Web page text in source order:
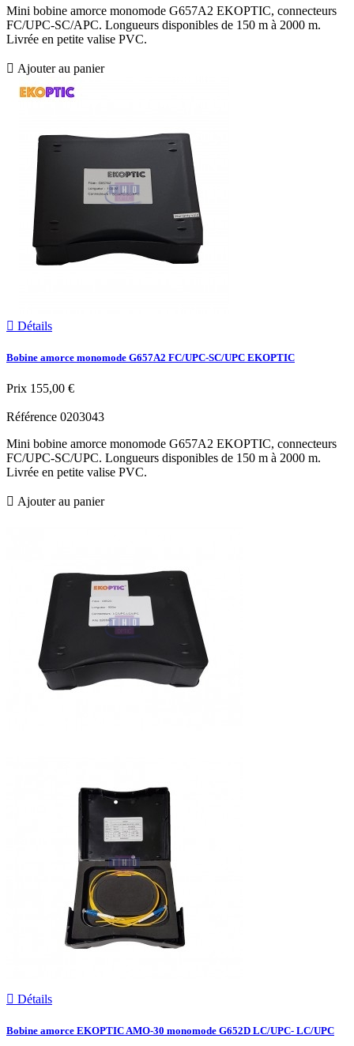
Mini bobine amorce monomode G657A2 EKOPTIC, connecteurs
FC/UPC-SC/APC. Longueurs disponibles de 150 m à 2000 m.
Livrée en petite valise PVC.
 Ajouter au panier
 Détails
Bobine amorce monomode G657A2 FC/UPC-SC/UPC EKOPTIC
Prix 155,00 €
Référence 0203043
Mini bobine amorce monomode G657A2 EKOPTIC, connecteurs
FC/UPC-SC/UPC. Longueurs disponibles de 150 m à 2000 m.
Livrée en petite valise PVC.
 Ajouter au panier
 Détails
Bobine amorce EKOPTIC AMO-30 monomode G652D LC/UPC- LC/UPC